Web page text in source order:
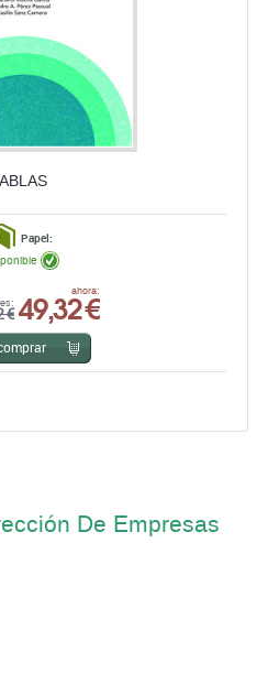
Papel:
€
ahora:
49,32 €
De Empresas